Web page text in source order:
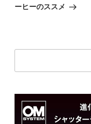
シ
ーヒーのススメ